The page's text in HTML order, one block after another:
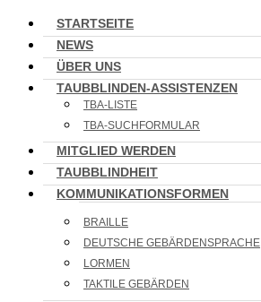
STARTSEITE
NEWS
ÜBER UNS
TAUBBLINDEN-ASSISTENZEN
TBA-LISTE
TBA-SUCHFORMULAR
MITGLIED WERDEN
TAUBBLINDHEIT
KOMMUNIKATIONSFORMEN
BRAILLE
DEUTSCHE GEBÄRDENSPRACHE
LORMEN
TAKTILE GEBÄRDEN